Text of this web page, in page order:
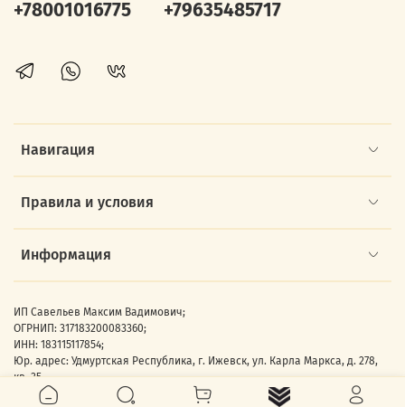
Навигация
Правила и условия
Информация
+78001016775 +79635485717
ИП Савельев Максим Вадимович;
ОГРНИП: 317183200083360;
ИНН: 183115117854;
Юр. адрес: Удмуртская Республика, г. Ижевск, ул. Карла Маркса, д. 278,
кв. 35.